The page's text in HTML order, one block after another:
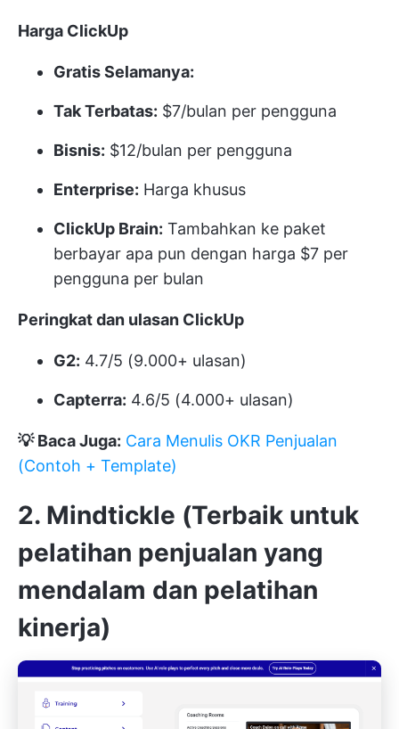
Harga ClickUp
Gratis Selamanya:
Tak Terbatas: $7/bulan per pengguna
Bisnis: $12/bulan per pengguna
Enterprise: Harga khusus
ClickUp Brain: Tambahkan ke paket
berbayar apa pun dengan harga $7 per
pengguna per bulan
Peringkat dan ulasan ClickUp
G2: 4.7/5 (9.000+ ulasan)
Capterra: 4.6/5 (4.000+ ulasan)
💡 Baca Juga: Cara Menulis OKR Penjualan
(Contoh + Template)
2. Mindtickle (Terbaik untuk
pelatihan penjualan yang
mendalam dan pelatihan
kinerja)